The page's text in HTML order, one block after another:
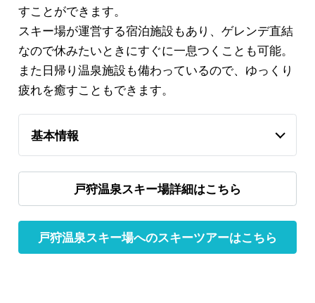
すことができます。
スキー場が運営する宿泊施設もあり、ゲレンデ直結
なので休みたいときにすぐに一息つくことも可能。
また日帰り温泉施設も備わっているので、ゆっくり
疲れを癒すこともできます。
基本情報
戸狩温泉スキー場詳細はこちら
戸狩温泉スキー場へのスキーツアーはこちら